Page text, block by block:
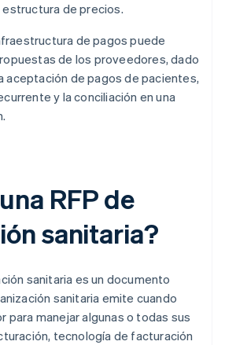
estructura de precios.
de pagos puede
de los proveedores, dado
aceptación de pagos de pacientes,
y la conciliación en una
RFP de
sanitaria?
sanitaria es un documento
sanitaria emite cuando
para manejar algunas o todas sus
tecnología de facturación